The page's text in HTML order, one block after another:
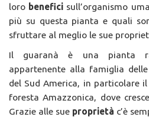
loro benefici sull’organismo
più su questa pianta e quali
sfruttare al meglio le sue
Il guaranà è una pianta
appartenente alla famiglia delle
del Sud America, in particolare
foresta Amazzonica, dove
Grazie alle sue proprietà c’è